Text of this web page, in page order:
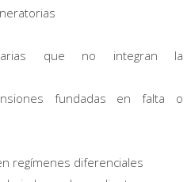
que no integran la
fundadas en falta o
regímenes diferenciales